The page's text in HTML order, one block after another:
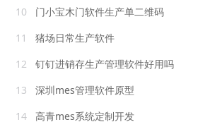
10
门小宝木门软件生产单二维码
11
猪场日常生产软件
12
钉钉进销存生产管理软件好用吗
13
深圳mes管理软件原型
14
高青mes系统定制开发